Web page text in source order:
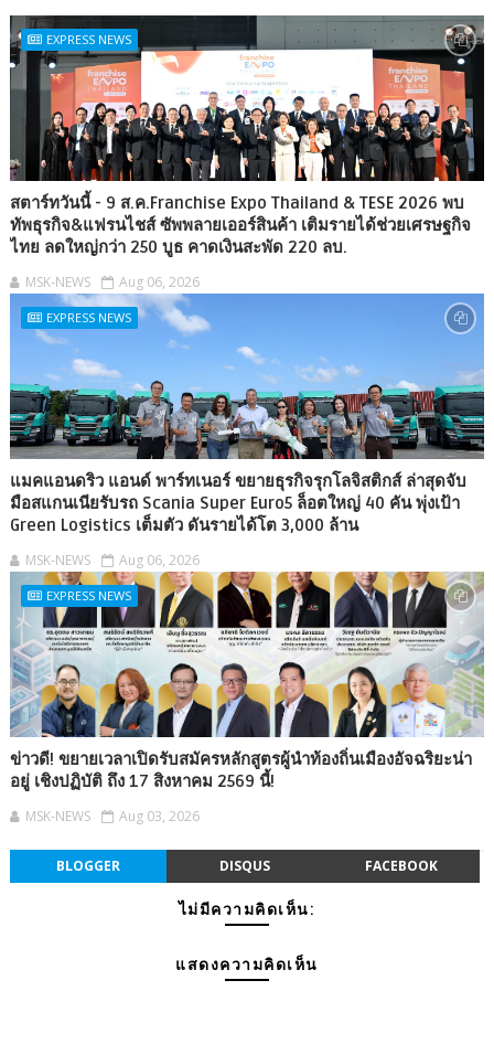
EXPRESS NEWS
สตาร์ทวันนี้ - 9 ส.ค.Franchise Expo Thailand & TESE 2026 พบ
ทัพธุรกิจ&แฟรนไชส์ ซัพพลายเออร์สินค้า เติมรายได้ช่วยเศรษฐกิจ
ไทย ลดใหญ่กว่า 250 บูธ คาดเงินสะพัด 220 ลบ.
MSK-NEWS Aug 06, 2026
EXPRESS NEWS
แมคแอนดริว แอนด์ พาร์ทเนอร์ ขยายธุรกิจรุกโลจิสติกส์ ล่าสุดจับ
มือสแกนเนียรับรถ Scania Super Euro5 ล็อตใหญ่ 40 คัน พุ่งเป้า
Green Logistics เต็มตัว ดันรายได้โต 3,000 ล้าน
MSK-NEWS Aug 06, 2026
EXPRESS NEWS
ข่าวดี! ขยายเวลาเปิดรับสมัครหลักสูตรผู้นำท้องถิ่นเมืองอัจฉริยะน่า
อยู่ เชิงปฏิบัติ ถึง 17 สิงหาคม 2569 นี้!
MSK-NEWS Aug 03, 2026
BLOGGER DISQUS FACEBOOK
ไม่มีความคิดเห็น:
แสดงความคิดเห็น